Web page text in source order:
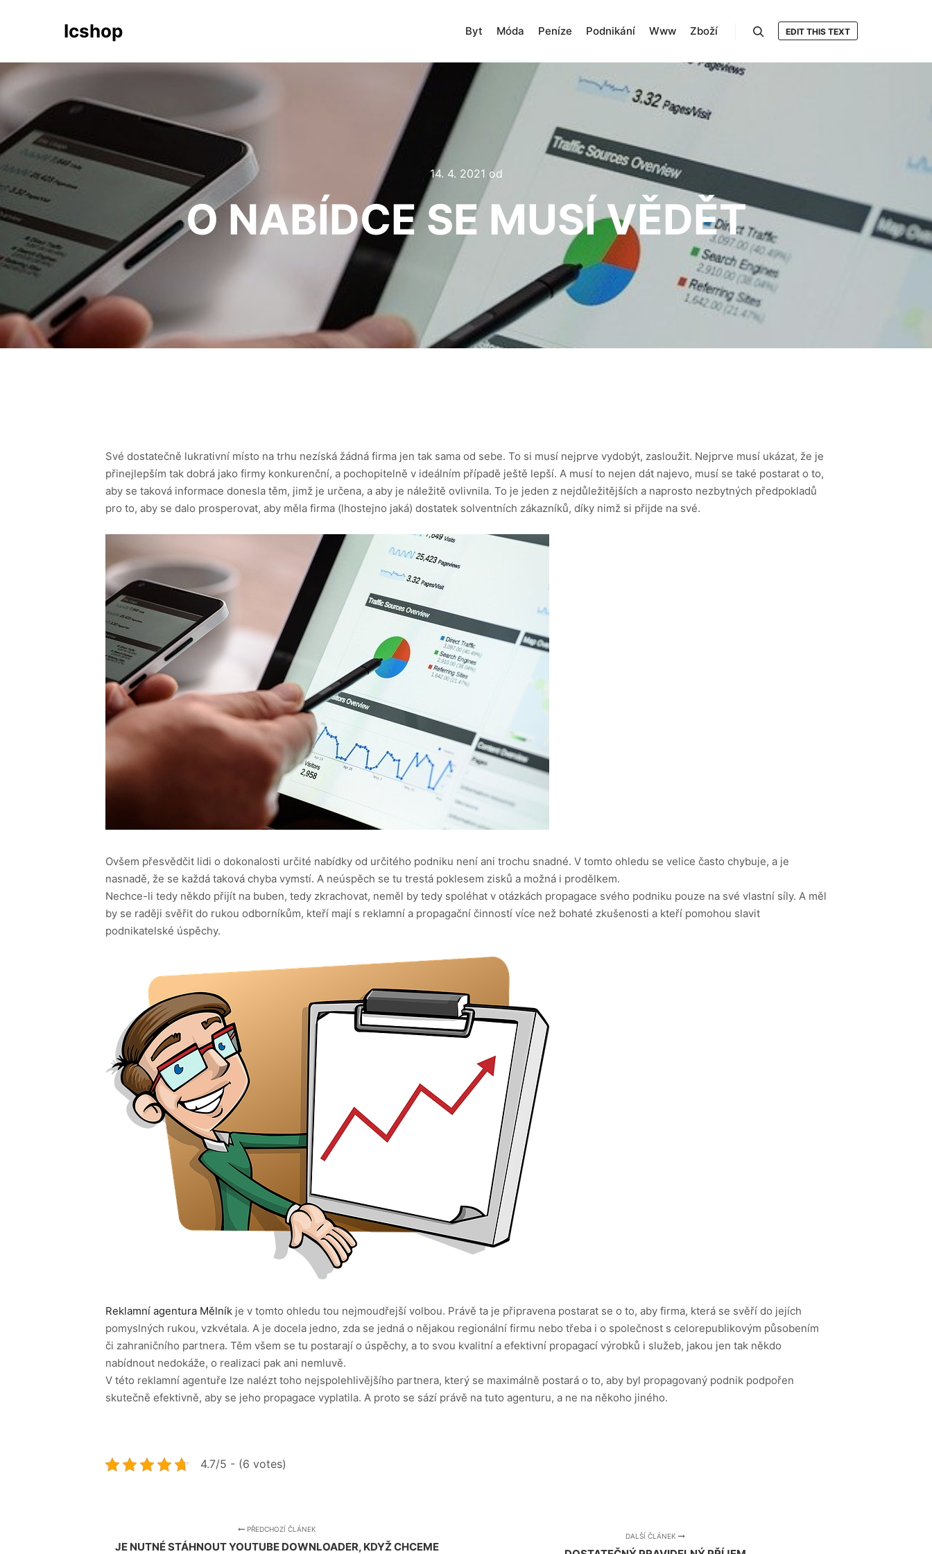
Icshop Byt Móda Peníze Podnikání Www Zboží EDIT THIS TEXT
14. 4. 2021 od
O NABÍDCE SE MUSÍ VĚDĚT
Své dostatečně lukrativní místo na trhu nezíská žádná firma jen tak sama od sebe. To si musí nejprve vydobýt, zasloužit. Nejprve musí ukázat, že je
přinejlepším tak dobrá jako firmy konkurenční, a pochopitelně v ideálním případě ještě lepší. A musí to nejen dát najevo, musí se také postarat o to,
aby se taková informace donesla těm, jimž je určena, a aby je náležitě ovlivnila. To je jeden z nejdůležitějších a naprosto nezbytných předpokladů
pro to, aby se dalo prosperovat, aby měla firma (lhostejno jaká) dostatek solventních zákazníků, díky nimž si přijde na své.
Ovšem přesvědčit lidi o dokonalosti určité nabídky od určitého podniku není ani trochu snadné. V tomto ohledu se velice často chybuje, a je
nasnadě, že se každá taková chyba vymstí. A neúspěch se tu trestá poklesem zisků a možná i prodělkem.
Nechce-li tedy někdo přijít na buben, tedy zkrachovat, neměl by tedy spoléhat v otázkách propagace svého podniku pouze na své vlastní síly. A měl
by se raději svěřit do rukou odborníkům, kteří mají s reklamní a propagační činností více než bohaté zkušenosti a kteří pomohou slavit
podnikatelské úspěchy.
Reklamní agentura Mělník je v tomto ohledu tou nejmoudřejší volbou. Právě ta je připravena postarat se o to, aby firma, která se svěří do jejích
pomyslných rukou, vzkvétala. A je docela jedno, zda se jedná o nějakou regionální firmu nebo třeba i o společnost s celorepublikovým působením
či zahraničního partnera. Těm všem se tu postarají o úspěchy, a to svou kvalitní a efektivní propagací výrobků i služeb, jakou jen tak někdo
nabídnout nedokáže, o realizaci pak ani nemluvě.
V této reklamní agentuře lze nalézt toho nejspolehlivějšího partnera, který se maximálně postará o to, aby byl propagovaný podnik podpořen
skutečně efektivně, aby se jeho propagace vyplatila. A proto se sází právě na tuto agenturu, a ne na někoho jiného.
4.7/5 - (6 votes)
PŘEDCHOZÍ ČLÁNEK
JE NUTNÉ STÁHNOUT YOUTUBE DOWNLOADER, KDYŽ CHCEME
DALŠÍ ČLÁNEK